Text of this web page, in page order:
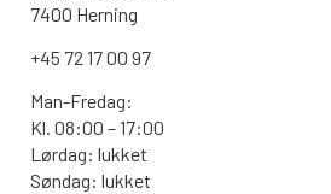
7400 Herning
+45 72 17 00 97
Man-Fredag:
Kl. 08:00 – 17:00
Lørdag: lukket
Søndag: lukket